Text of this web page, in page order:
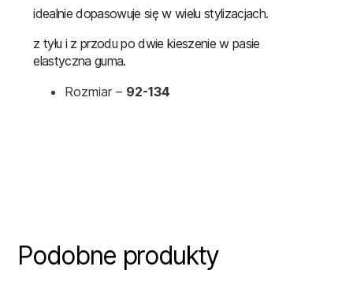
idealnie dopasowuje się w wielu stylizacjach.
z tyłu i z przodu po dwie kieszenie w pasie
elastyczna guma.
Rozmiar – 92-134
Podobne produkty